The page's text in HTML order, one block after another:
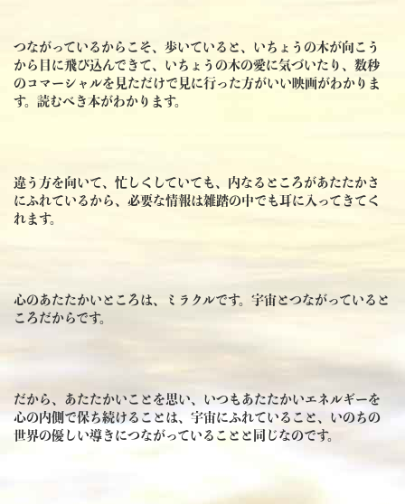
つながっているからこそ、歩いていると、いちょうの木が向こう
から目に飛び込んできて、いちょうの木の愛に気づいたり、数秒
のコマーシャルを見ただけで見に行った方がいい映画がわかりま
す。読むべき本がわかります。
違う方を向いて、忙しくしていても、内なるところがあたたかさ
にふれているから、必要な情報は雑踏の中でも耳に入ってきてく
れます。
心のあたたかいところは、ミラクルです。宇宙とつながっていると
ころだからです。
だから、あたたかいことを思い、いつもあたたかいエネルギーを
心の内側で保ち続けることは、宇宙にふれていること、いのちの
世界の優しい導きにつながっていることと同じなのです。